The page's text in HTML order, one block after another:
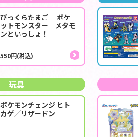
びっくらたまご ポケ
ットモンスター メタモ
ンといっしょ！
550円(税込)
玩具
ポケモンチェンジ ヒト
カゲ／リザードン